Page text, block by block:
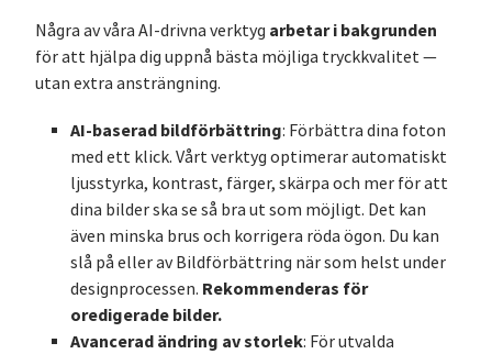
Några av våra AI-drivna verktyg arbetar i bakgrunden
för att hjälpa dig uppnå bästa möjliga tryckkvalitet —
utan extra ansträngning.
AI-baserad bildförbättring: Förbättra dina foton
med ett klick. Vårt verktyg optimerar automatiskt
ljusstyrka, kontrast, färger, skärpa och mer för att
dina bilder ska se så bra ut som möjligt. Det kan
även minska brus och korrigera röda ögon. Du kan
slå på eller av Bildförbättring när som helst under
designprocessen. Rekommenderas för
oredigerade bilder.
Avancerad ändring av storlek: För utvalda